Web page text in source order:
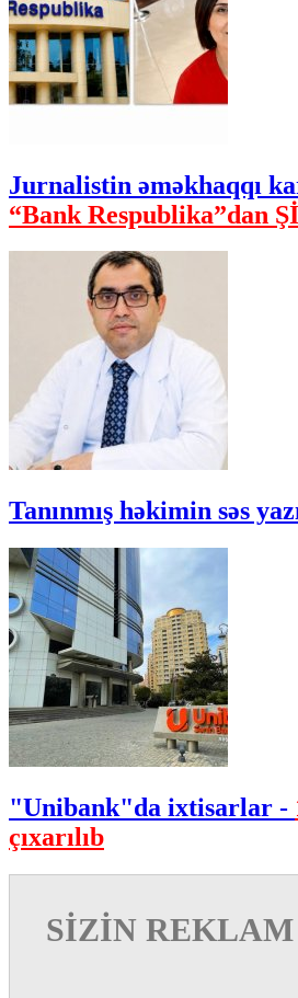
Jurnalistin əməkhaqqı
“Bank Respublika”dan
Tanınmış həkimin səs
"Unibank"da ixtisarlar -
çıxarılıb
SİZİN